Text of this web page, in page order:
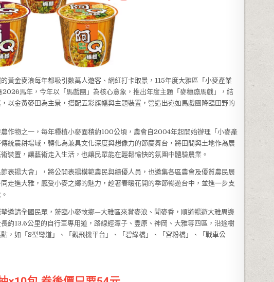
黃金麥浪每年都吸引數萬人遊客、網紅打卡取景，115年度大雅區「小麥產業
馬年，今年以「馬戲團」為核心意象，推出年度主題「麥穗蹦馬戲」，結
以金黃麥田為主景，搭配五彩旗幡與主題裝置，營造出宛如馬戲團降臨田野的
作物之一，每年種植小麥面積約100公頃，農會自2004年起開始辦理「小麥產
統農耕場域，轉化為兼具文化深度與想像力的節慶舞台，將田間與土地作為展
裝置，讓藝術走入生活，也讓民眾能在輕鬆愉快的氛圍中體驗農業。
表揚大會」，將公開表揚模範農民與績優人員，也邀集各區農會及優質農民展
走進大雅，感受小麥之鄉的魅力，趁著春暖花開的季節暢遊台中，並進一步支
邀請全國民眾，蒞臨小麥故鄉—大雅區來賞麥浪、聞麥香，順道暢遊大雅周邊
約13.6公里的自行車專用道，路線經潭子、豐原、神岡、大雅等四區，沿途樹
，如「S型彎道」、「觀飛機平台」、「碧綠橋」、「宮粉橋」、「戰車公